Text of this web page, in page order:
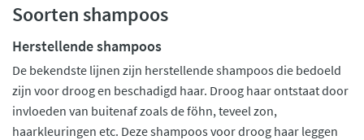
Soorten shampoos
Herstellende shampoos
De bekendste lijnen zijn herstellende shampoos die bedoeld
zijn voor droog en beschadigd haar. Droog haar ontstaat door
invloeden van buitenaf zoals de föhn, teveel zon,
haarkleuringen etc. Deze shampoos voor droog haar leggen